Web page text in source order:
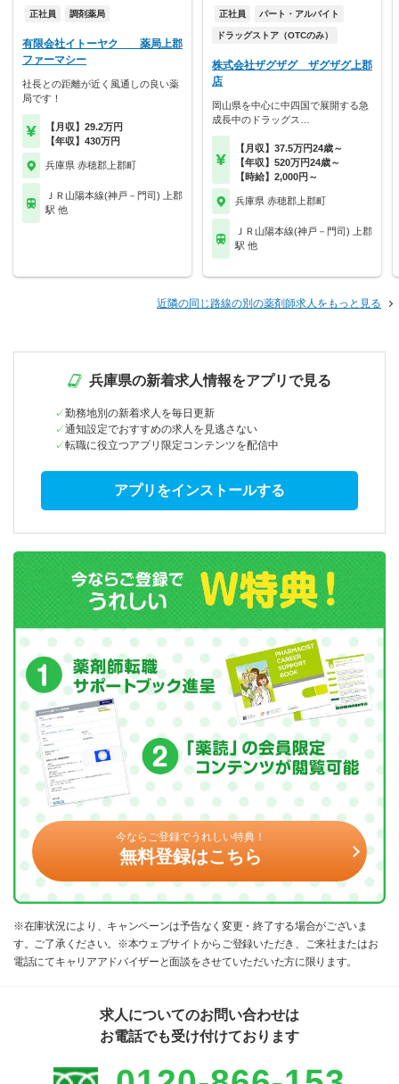
正社員 調剤薬局
有限会社イトーヤク 薬局上郡
ファーマシー
社長との距離が近く風通しの良い薬
局です！
【月収】29.2万円
【年収】430万円
兵庫県 赤穂郡上郡町
ＪＲ山陽本線(神戸－門司) 上郡
駅 他
正社員 パート・アルバイト
ドラッグストア（OTCのみ）
株式会社ザグザグ ザグザグ上郡
店
岡山県を中心に中四国で展開する急
成長中のドラッグス…
【月収】37.5万円24歳～
【年収】520万円24歳～
【時給】2,000円～
兵庫県 赤穂郡上郡町
ＪＲ山陽本線(神戸－門司) 上郡
駅 他
近隣の同じ路線の別の薬剤師求人をもっと見る
兵庫県の新着求人情報をアプリで見る
勤務地別の新着求人を毎日更新
通知設定でおすすめの求人を見逃さない
転職に役立つアプリ限定コンテンツを配信中
アプリをインストールする
今ならご登録でうれしい特典！
無料登録はこちら
※在庫状況により、キャンペーンは予告なく変更・終了する場合がございま
す。ご了承ください。※本ウェブサイトからご登録いただき、ご来社またはお
電話にてキャリアアドバイザーと面談をさせていただいた方に限ります。
求人についてのお問い合わせは
お電話でも受け付けております